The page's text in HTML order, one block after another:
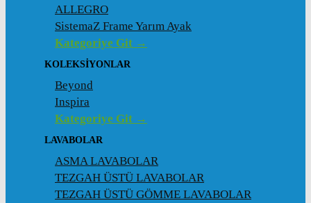
ALLEGRO
SistemaZ Frame Yarım Ayak
Kategoriye Git →
KOLEKSİYONLAR
Beyond
Inspira
Kategoriye Git →
LAVABOLAR
ASMA LAVABOLAR
TEZGAH ÜSTÜ LAVABOLAR
TEZGAH ÜSTÜ GÖMME LAVABOLAR